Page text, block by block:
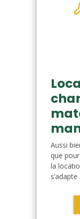
Aussi
que
la